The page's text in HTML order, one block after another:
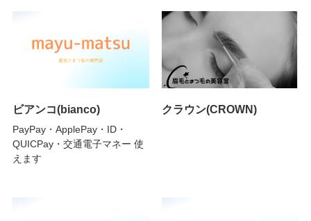
ビアンコ(bianco)
PayPay・ApplePay・ID・
QUICPay・交通電子マネー 使
えます
クラウン(CROWN)